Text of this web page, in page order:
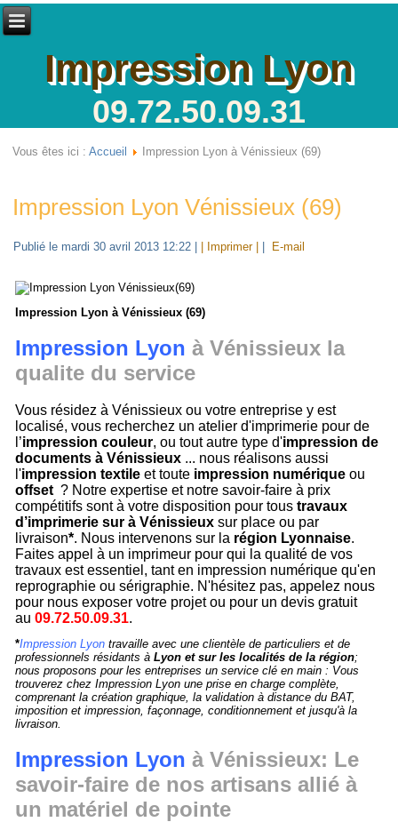
Impression Lyon
09.72.50.09.31
Vous êtes ici :Accueil Impression Lyon à Vénissieux (69)
Impression Lyon Vénissieux (69)
Publié le mardi 30 avril 2013 12:22 | Imprimer | E-mail
Impression Lyon à Vénissieux (69)
Impression Lyon à Vénissieux la
qualite du service
Vous résidez à Vénissieux ou votre entreprise y est
localisé, vous recherchez un atelier d'imprimerie pour de
l’impression couleur, ou tout autre type d'impression de
documents à Vénissieux ... nous réalisons aussi
l'impression textileet toute impression numériqueou
offset ? Notre expertise et notre savoir-faire à prix
compétitifs sont à votre disposition pour toustravaux
d’imprimerie sur à Vénissieux sur place ou par
livraison*. Nous intervenons sur la région Lyonnaise.
Faites appel à un imprimeur pour qui la qualité de vos
travaux est essentiel, tant en impression numérique qu'en
reprographie ou sérigraphie. N'hésitez pas, appelez nous
pour nous exposer votre projet ou pour un devis gratuit
au09.72.50.09.31.
*Impression Lyon travaille avec une clientèle de particuliers et de
professionnels résidants àLyon et sur les localités de la région;
nous proposons pour les entreprises un service clé en main : Vous
trouverez chez Impression Lyon une prise en charge complète,
comprenant la création graphique, la validation à distance du BAT,
imposition et impression, façonnage, conditionnement et jusqu'à la
livraison.
Impression Lyon à Vénissieux: Le
savoir-faire de nos artisans allié à
un matériel de pointe